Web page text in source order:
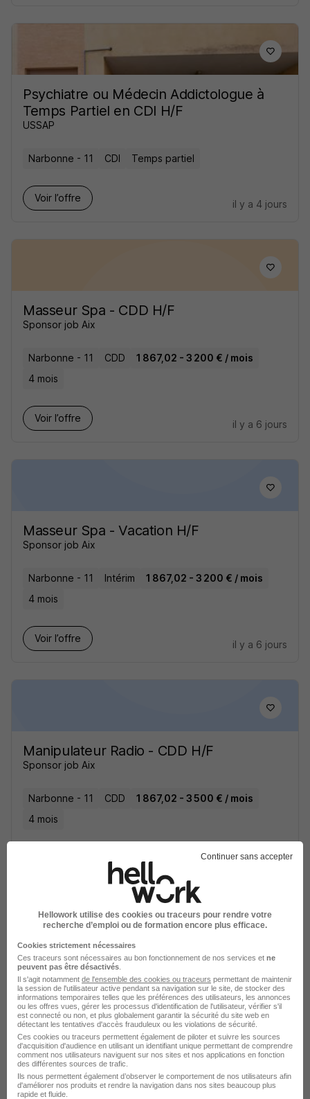
Psychiatre ou Médecin Addictologue à
Temps Partiel en CDI H/F
USSAP
Narbonne - 11 CDI Temps partiel
Voir l’offre
il y a 4 jours
Masseur Spa - CDD H/F
Sponsor job Aix
Narbonne - 11 CDD
1 867,02 - 3 200 € / mois
4 mois
Voir l’offre
il y a 6 jours
Masseur Spa - Vacation H/F
Sponsor job Aix
Narbonne - 11 Intérim
1 867,02 - 3 200 € / mois
4 mois
Voir l’offre
il y a 6 jours
Manipulateur Radio - CDD H/F
Sponsor job Aix
Narbonne - 11 CDD
1 867,02 - 3 500 € / mois
4 mois
il y a 6 jours
Psychiatre - CDI H/F
Sponsor job Aix
Narbonne - 11 CDI 86,17 - 500 € / jour
Voir l’offre
Continuer sans accepter
Hellowork utilise des cookies ou traceurs pour rendre votre
recherche d’emploi ou de formation encore plus efficace.
Cookies strictement nécessaires
Ces traceurs sont nécessaires au bon fonctionnement de nos services et ne
peuvent pas être désactivés
Il s'agit notamment de l'ensemble des cookies ou traceurs permettant de maintenir
la session de l'utilisateur active pendant sa navigation sur le site, de stocker des
informations temporaires telles que les préférences des utilisateurs, les annonces
ou les offres vues, gérer les processus d'identification de l'utilisateur, vérifier s'il
est connecté ou non, et plus globalement garantir la sécurité du site web en
détectant les tentatives d'accès frauduleux ou les violations de sécurité.
Ces cookies ou traceurs permettent également de piloter et suivre les sources
d'acquisition d'audience en utilisant un identifiant unique permettant de comprendre
comment nos utilisateurs naviguent sur nos sites et nos applications en fonction
des différentes sources de trafic.
Ils nous permettent également d’observer le comportement de nos utilisateurs afin
d'améliorer nos produits et rendre la navigation dans nos sites beaucoup plus
rapide et fluide.